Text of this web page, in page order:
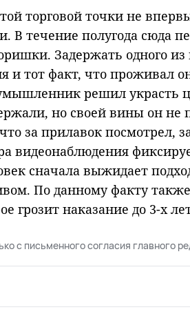
торговой точки не
В течение полугода сюда
Задержать одного из
и тот факт, что проживал
решил украсть
но своей вины он не
за прилавок посмотрел,
видеонаблюдения
сначала выжидает
По данному факту
грозит наказание до 3-х
с письменного согласия главного